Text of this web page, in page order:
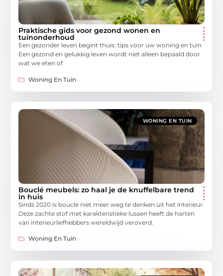
Praktische gids voor gezond wonen en
tuinonderhoud
Een gezonder leven begint thuis: tips voor uw woning en tuin
Een gezond en gelukkig leven wordt niet alleen bepaald door
wat we eten of
Woning En Tuin
WONING EN TUIN
Bouclé meubels: zo haal je de knuffelbare trend
in huis
Sinds 2020 is bouclé niet meer weg te denken uit het interieur.
Deze zachte stof met karakteristieke lussen heeft de harten
van interieurliefhebbers wereldwijd veroverd.
Woning En Tuin